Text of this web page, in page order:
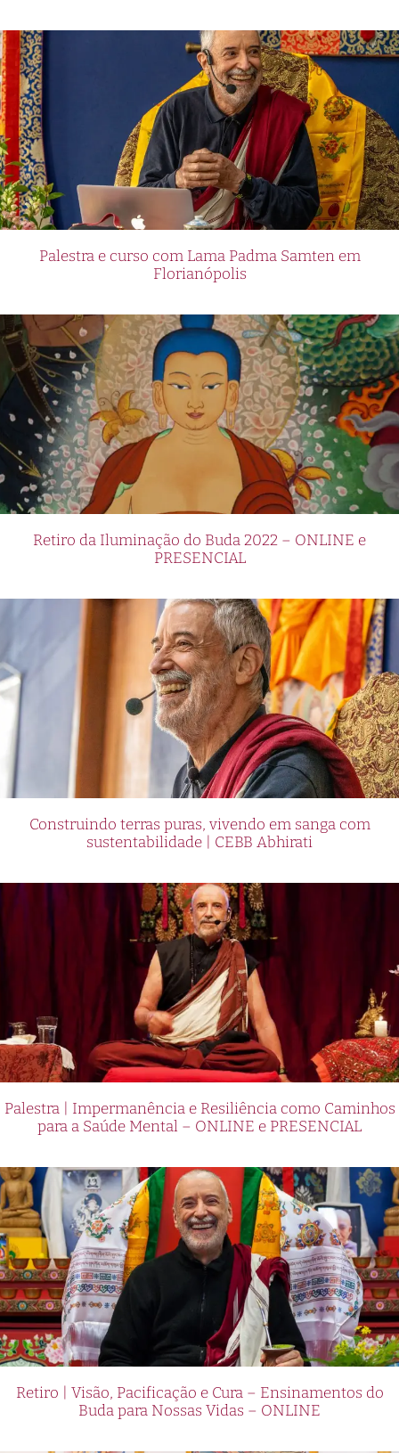
Palestra e curso com Lama Padma Samten em
Florianópolis
Retiro da Iluminação do Buda 2022 – ONLINE e
PRESENCIAL
Construindo terras puras, vivendo em sanga com
sustentabilidade | CEBB Abhirati
Palestra | Impermanência e Resiliência como Caminhos
para a Saúde Mental – ONLINE e PRESENCIAL
Retiro | Visão, Pacificação e Cura – Ensinamentos do
Buda para Nossas Vidas – ONLINE